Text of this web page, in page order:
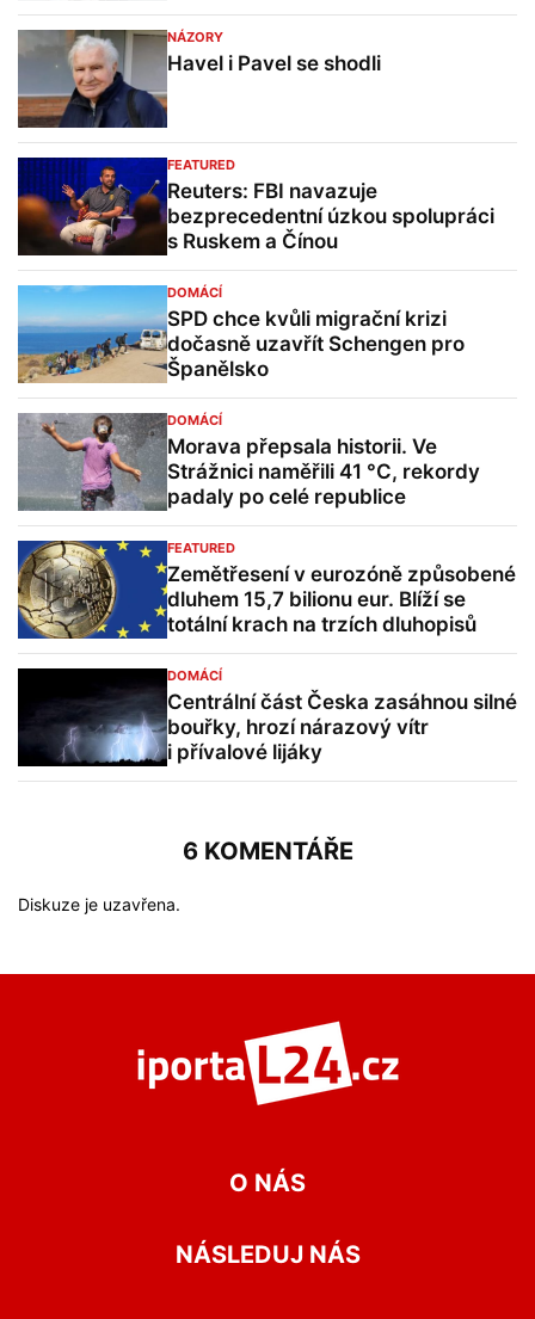
NÁZORY
Havel i Pavel se shodli
FEATURED
Reuters: FBI navazuje
bezprecedentní úzkou spolupráci
s Ruskem a Čínou
DOMÁCÍ
SPD chce kvůli migrační krizi
dočasně uzavřít Schengen pro
Španělsko
DOMÁCÍ
Morava přepsala historii. Ve
Strážnici naměřili 41 °C, rekordy
padaly po celé republice
FEATURED
Zemětřesení v eurozóně způsobené
dluhem 15,7 bilionu eur. Blíží se
totální krach na trzích dluhopisů
DOMÁCÍ
Centrální část Česka zasáhnou silné
bouřky, hrozí nárazový vítr
i přívalové lijáky
6 KOMENTÁŘE
Diskuze je uzavřena.
O NÁS
NÁSLEDUJ NÁS